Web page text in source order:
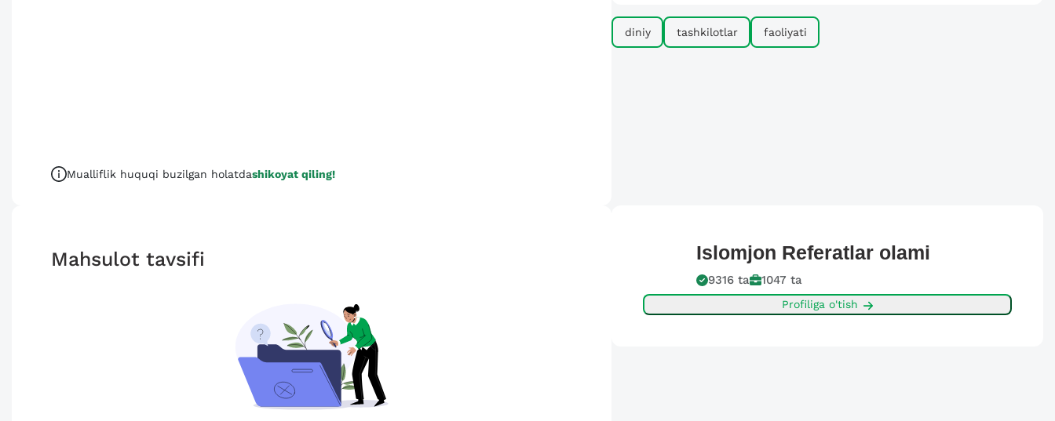
Mualliflik huquqi buzilgan holatdashikoyat qiling!
diniy tashkilotlar faoliyati
Mahsulot tavsifi Islomjon Referatlar olami
9316 ta 1047 ta
Profiliga o'tish